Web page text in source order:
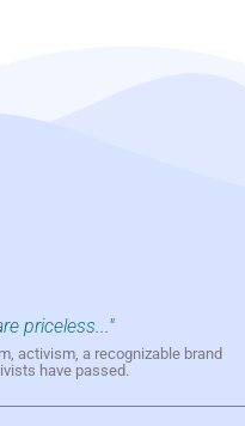
priceless..."
activism, a recognizable brand
have passed.